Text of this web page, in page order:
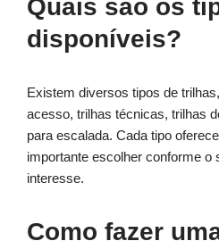
Quais são os
disponíveis?
Existem diversos tipos de
acesso, trilhas técnicas, trilhas
para escalada. Cada tipo
importante escolher conforme o
interesse.
Como fazer